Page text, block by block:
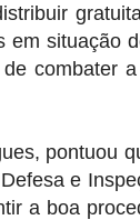
em situação
combater
pontuou
e
a boa